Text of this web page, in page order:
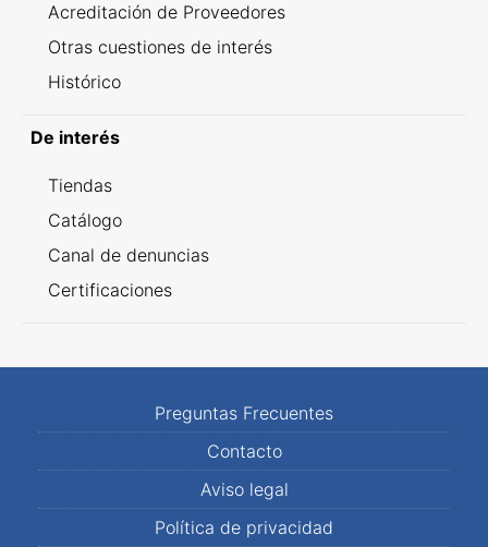
Acreditación de Proveedores
Otras cuestiones de interés
Histórico
De interés
Tiendas
Catálogo
Canal de denuncias
Certificaciones
Preguntas Frecuentes
Contacto
Aviso legal
Política de privacidad